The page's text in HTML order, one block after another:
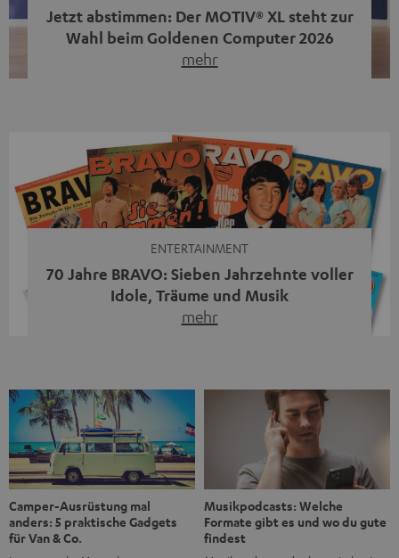
Jetzt abstimmen: Der MOTIV® XL steht zur
Wahl beim Goldenen Computer 2026
mehr
Streaming-System vereint hochwertige HiFi-Technik,
moderne Streaming-Funktionen und hohe Flexibilität in
einem einzigen Gerät – und zeigt, dass man für großen
Sound heute keine klassische HiFi-Anlage mehr braucht.
ENTERTAINMENT
70 Jahre BRAVO: Sieben Jahrzehnte voller
Idole, Träume und Musik
mehr
1956 begleitet das Magazin Jugendliche durch Rock und
Pop, kleine Schwärmereien und große Fragen. Zum 70.
Jubiläum werfen wir einen Blick zurück. Vom Filmheft zur
Jugendmarke: Wie die BRAVO ihren Ton fand Als die […]
Camper-Ausrüstung mal
anders: 5 praktische Gadgets
für Van & Co.
Musikpodcasts: Welche
Formate gibt es und wo du gute
findest